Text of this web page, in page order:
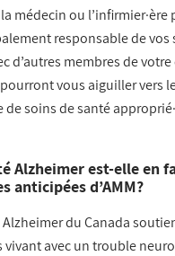
médecin ou l’infirmier·ère
responsable de vos
d’autres membres de
vous aiguiller vers
de soins de santé
Alzheimer est-elle en
anticipées d’AMM?
Alzheimer du Canada
vivant avec un trouble